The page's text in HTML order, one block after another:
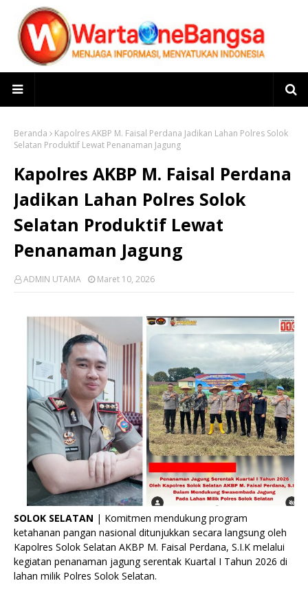
Beranda
Kapolres AKBP M. Faisal Perdana Jadikan Lahan Polres Solok
Selatan Produktif Lewat Penanaman Jagung
Kapolres AKBP M. Faisal Perdana
Jadikan Lahan Polres Solok
Selatan Produktif Lewat
Penanaman Jagung
ADMIN UTAMA Maret 10, 2026
SOLOK SELATAN | Komitmen mendukung program
ketahanan pangan nasional ditunjukkan secara langsung oleh
Kapolres Solok Selatan AKBP M. Faisal Perdana, S.I.K melalui
kegiatan penanaman jagung serentak Kuartal I Tahun 2026 di
lahan milik Polres Solok Selatan.